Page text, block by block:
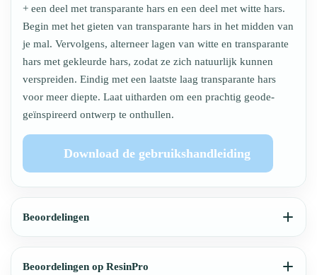
+ een deel met transparante hars en een deel met witte hars.
Begin met het gieten van transparante hars in het midden van
je mal. Vervolgens, alterneer lagen van witte en transparante
hars met gekleurde hars, zodat ze zich natuurlijk kunnen
verspreiden. Eindig met een laatste laag transparante hars
voor meer diepte. Laat uitharden om een prachtig geode-
geïnspireerd ontwerp te onthullen.
Download de gebruikshandleiding
Beoordelingen
Beoordelingen op ResinPro